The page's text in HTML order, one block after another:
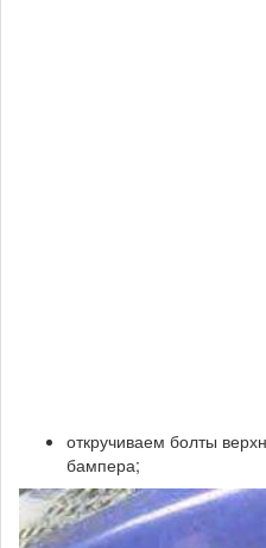
откручиваем болты
бампера;